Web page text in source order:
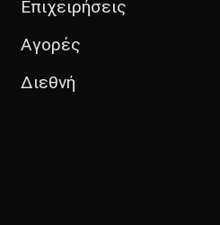
Επιχειρήσεις
Αγορές
Διεθνή